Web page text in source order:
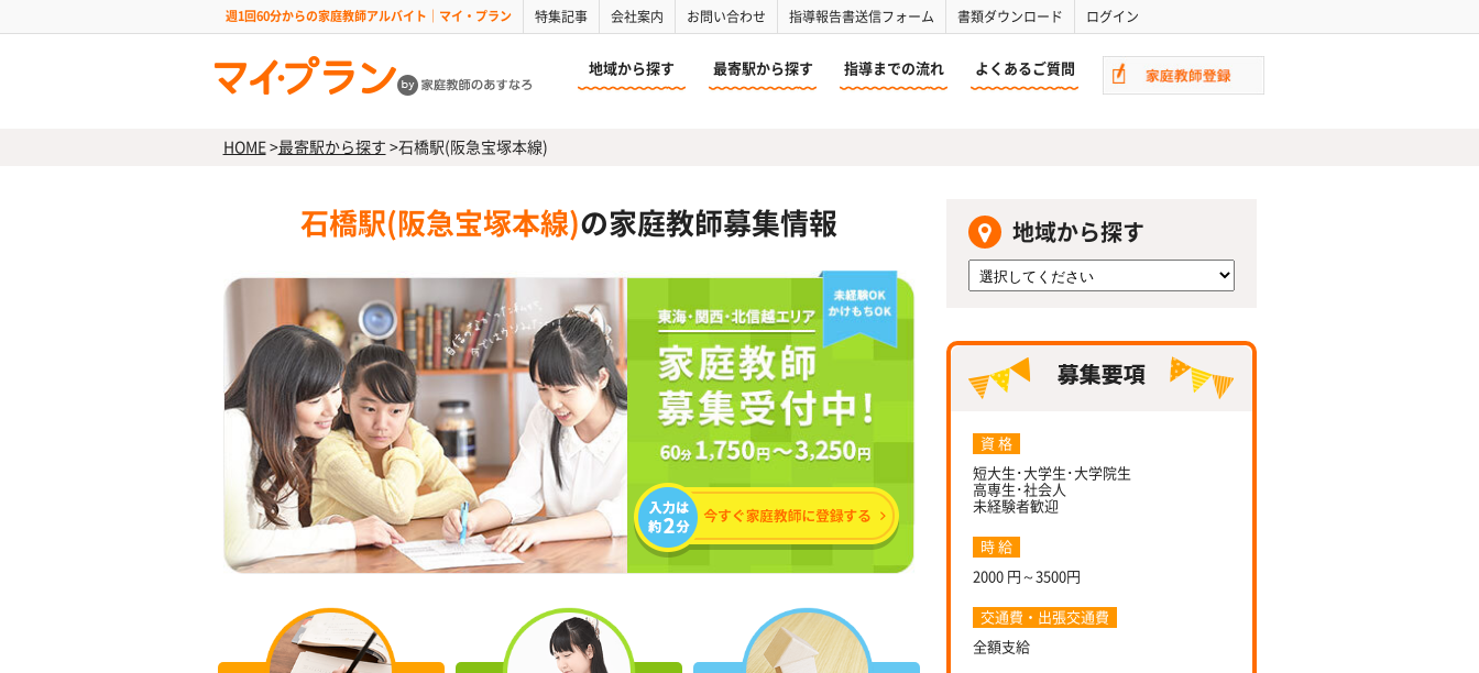
週1回60分からの家庭教師アルバイト｜マイ・プラン 特集記事 会社案内 お問い合わせ 指導報告書送信フォーム 書類ダウンロード ログイン
地域から探す 最寄駅から探す 指導までの流れ よくあるご質問
HOME>最寄駅から探す >石橋駅(阪急宝塚本線)
石橋駅(阪急宝塚本線)の家庭教師募集情報 地域から探す
資 格
短大生･大学生･大学院生
高専生･社会人
未経験者歓迎
時 給
2000 円～3500円
交通費・出張交通費
全額支給